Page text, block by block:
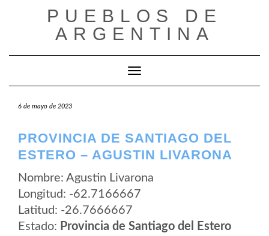
PUEBLOS DE
ARGENTINA
Cambiar modo de navegación
6 de mayo de 2023
PROVINCIA DE SANTIAGO DEL
ESTERO – AGUSTIN LIVARONA
Nombre: Agustin Livarona
Longitud: -62.7166667
Latitud: -26.7666667
Estado: Provincia de Santiago del Estero